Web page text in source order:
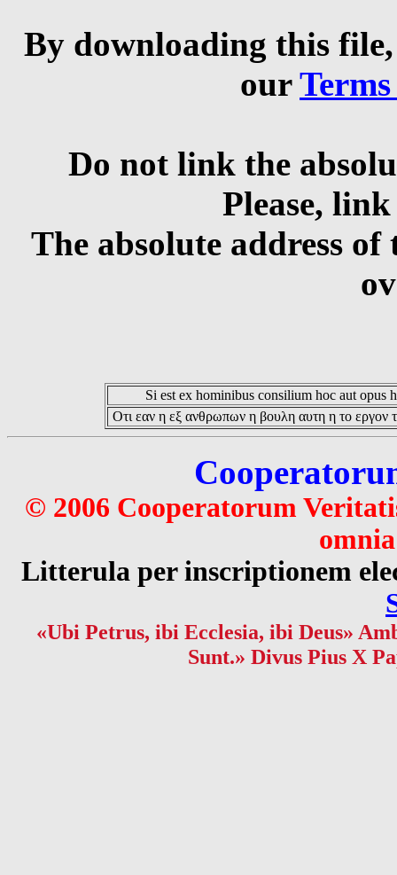
By downloading this
our
Do not link the
Please,
The absolute address
Si est ex hominibus consilium hoc aut opus
Οτι εαν η εξ ανθρωπων η βουλη αυτη η το εργον
© 2006 Cooperatorum
Litterula per inscriptionem
«Ubi Petrus, ibi Ecclesia, ibi Deus»
Sunt.» Divus Pius X